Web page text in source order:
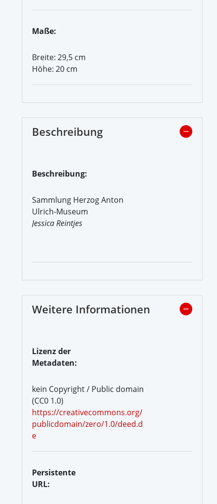
Maße:
Breite: 29,5 cm
Höhe: 20 cm
Beschreibung
Beschreibung:
Sammlung Herzog Anton
Ulrich-Museum
Jessica Reintjes
Weitere Informationen
Lizenz der
Metadaten:
kein Copyright / Public domain
(CC0 1.0)
https://creativecommons.org/
publicdomain/zero/1.0/deed.d
e
Persistente
URL: